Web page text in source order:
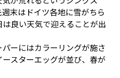
末はドイツ各地に雪がちら
良い天気で迎えることが出
ーにはカラーリングが施さ
スターエッグが並び、春が